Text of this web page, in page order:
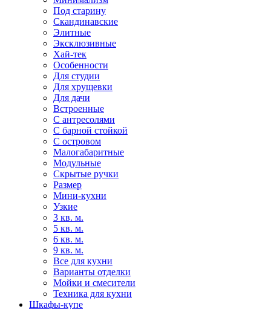
Под старину
Скандинавские
Элитные
Эксклюзивные
Хай-тек
Особенности
Для студии
Для хрущевки
Для дачи
Встроенные
С антресолями
С барной стойкой
С островом
Малогабаритные
Модульные
Скрытые ручки
Размер
Мини-кухни
Узкие
3 кв. м.
5 кв. м.
6 кв. м.
9 кв. м.
Все для кухни
Варианты отделки
Мойки и смесители
Техника для кухни
Шкафы-купе